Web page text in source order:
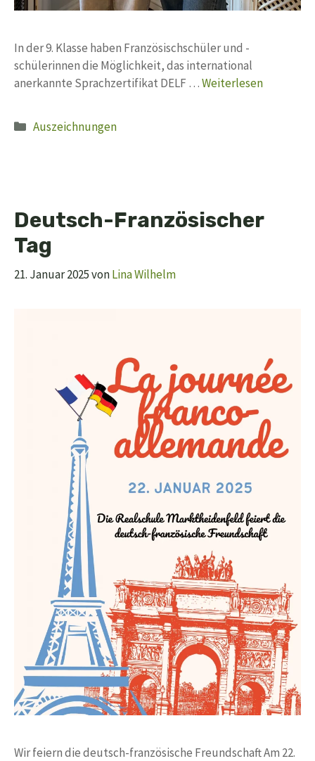
In der 9. Klasse haben Französischschüler und -
schülerinnen die Möglichkeit, das international
anerkannte Sprachzertifikat DELF …Weiterlesen
Kategorien
Auszeichnungen
Deutsch-Französischer
Tag
21. Januar 2025vonLina Wilhelm
Wir feiern die deutsch-französische Freundschaft Am 22.